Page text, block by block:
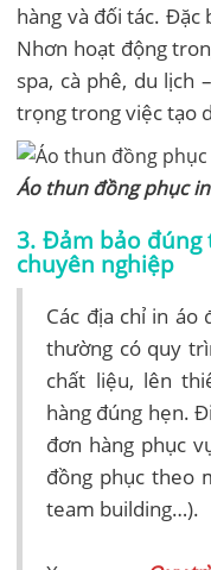
hàng và đối tác. Đặc
Nhơn hoạt động
spa, cà phê, du lịch
trọng trong việc tạo
Áo thun đồng phục
3. Đảm bảo
chuyên nghiệp
Các địa chỉ in áo
thường có quy
chất liệu, lên
hàng đúng hẹn.
đơn hàng phục
đồng phục theo
team building…).